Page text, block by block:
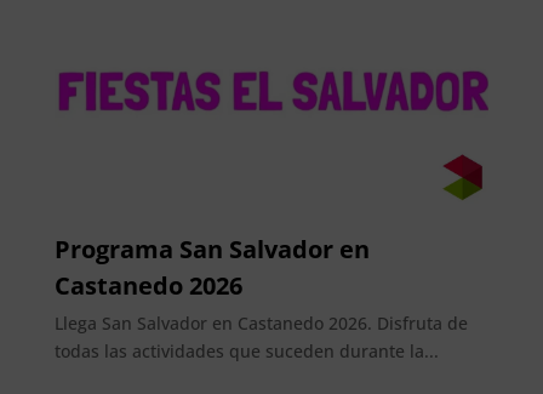
Programa San Salvador en
Castanedo 2026
Llega San Salvador en Castanedo 2026. Disfruta de
todas las actividades que suceden durante la...